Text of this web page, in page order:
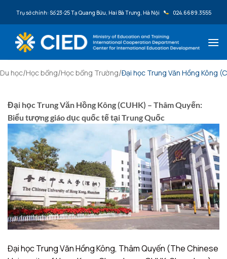
Trụ sở chính: Số 23-25 Tạ Quang Bửu, Hai Bà Trưng, Hà Nội 024.6689.3555
Du học/Học bổng/Học bổng Trường/Đại học Trung Văn Hồng Kông
Đại học Trung Văn Hồng Kông (CUHK) – Thâm Quyến:
Biểu tượng giáo dục quốc tế tại Trung Quốc
Đại học Trung Văn Hồng Kông, Thâm Quyến (The Chinese